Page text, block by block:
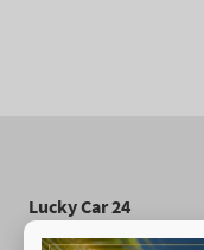
Lucky Car 24
Mendener Straße 33